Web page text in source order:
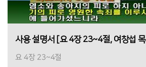
요 4장 23~4절